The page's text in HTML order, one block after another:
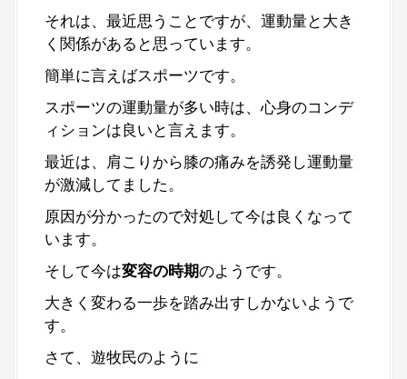
それは、最近思うことですが、運動量と大き
く関係があると思っています。
簡単に言えばスポーツです。
スポーツの運動量が多い時は、心身のコンデ
ィションは良いと言えます。
最近は、肩こりから膝の痛みを誘発し運動量
が激減してました。
原因が分かったので対処して今は良くなって
います。
そして今は変容の時期のようです。
大きく変わる一歩を踏み出すしかないようで
す。
さて、遊牧民のように